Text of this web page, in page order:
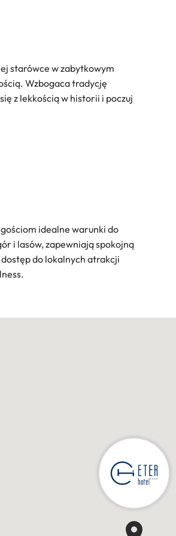
starówce w zabytkowym
Wzbogaca tradycję
z lekkością w historii i poczuj
idealne warunki do
i lasów, zapewniają spokojną
do lokalnych atrakcji